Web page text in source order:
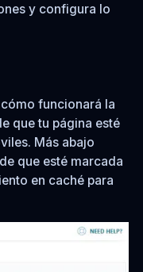
y configura lo
funcionará la
que tu página esté
Más abajo
que esté marcada
en caché para